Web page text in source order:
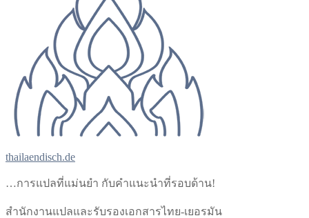
thailaendisch.de
…การแปลที่แม่นยำ กับคำแนะนำที่รอบด้าน!
สำนักงานแปลและรับรองเอกสารไทย-เยอรมัน